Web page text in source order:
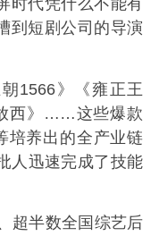
代凭什么不能有
到短剧公司的导演
1566》《雍正王
西》……这些爆款
培养出的全产业链
人迅速完成了技能
半数全国综艺后